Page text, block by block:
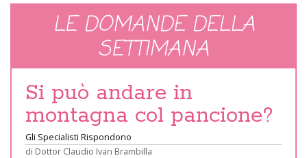
LE DOMANDE DELLA
SETTIMANA
Si può andare in
montagna col pancione?
Gli Specialisti Rispondono
di Dottor Claudio Ivan Brambilla